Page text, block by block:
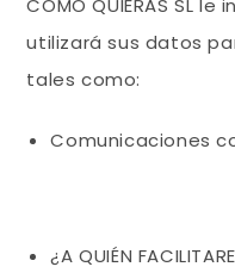
COMO QUIERAS SL
utilizará sus datos
tales como:
Comunicaciones
¿A QUIÉN